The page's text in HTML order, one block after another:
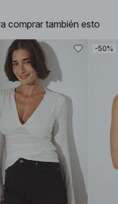
comprar también esto
-50%